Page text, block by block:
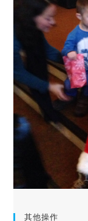
其他操作